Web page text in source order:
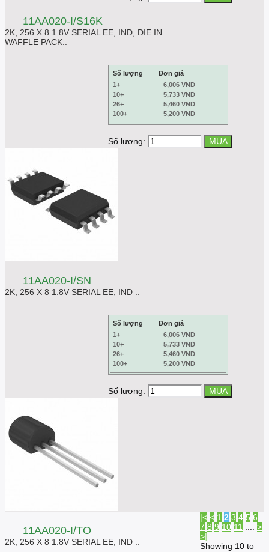
11AA020-I/S16K
2K, 256 X 8 1.8V SERIAL EE, IND, DIE IN
WAFFLE PACK..
Số lượng
Đơn giá
1+
6,006 VND
10+
5,733 VND
26+
5,460 VND
100+
5,200 VND
Số lượng:
11AA020-I/SN
2K, 256 X 8 1.8V SERIAL EE, IND ..
Số lượng
Đơn giá
1+
6,006 VND
10+
5,733 VND
26+
5,460 VND
100+
5,200 VND
Số lượng:
11AA020-I/TO
2K, 256 X 8 1.8V SERIAL EE, IND ..
|< < 1 2 3 4 5 6
7 8 9 10 11
>
>|
Showing 10 to